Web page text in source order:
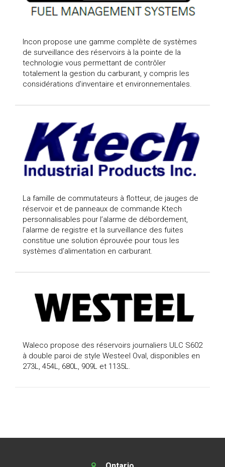
Incon propose une gamme complète de systèmes
de surveillance des réservoirs à la pointe de la
technologie vous permettant de contrôler
totalement la gestion du carburant, y compris les
considérations d'inventaire et environnementales.
La famille de commutateurs à flotteur, de jauges de
réservoir et de panneaux de commande Ktech
personnalisables pour l’alarme de débordement,
l’alarme de registre et la surveillance des fuites
constitue une solution éprouvée pour tous les
systèmes d’alimentation en carburant.
Waleco propose des réservoirs journaliers ULC S602
à double paroi de style Westeel Oval, disponibles en
273L, 454L, 680L, 909L et 1135L.